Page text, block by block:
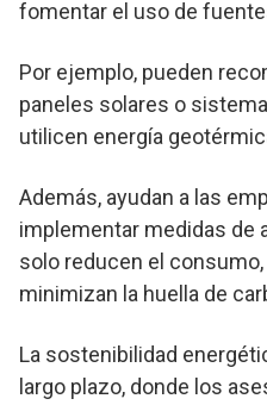
fomentar el uso de
Por ejemplo, pueden
paneles solares o
utilicen energía
Además, ayudan a las
implementar medidas de
solo reducen el
minimizan la huella de
La sostenibilidad
largo plazo, donde los